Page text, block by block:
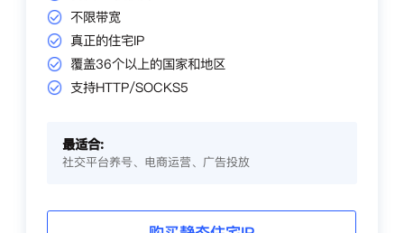
不限带宽
真正的住宅IP
覆盖36个以上的国家和地区
支持HTTP/SOCKS5
最适合:
社交平台养号、电商运营、广告投放